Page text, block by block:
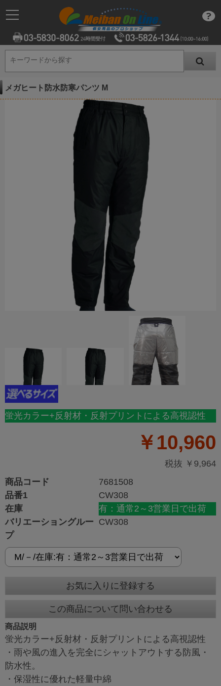
キーワードから探す
キーワードから探す
メガヒート防水防寒パンツ M
蛍光カラー+反射材・反射プリントによる高視認性
￥10,960
税抜 ￥9,964
商品コード
7681508
品番1
CW308
在庫
有：通常2～3営業日で出荷
バリエーショングルー
プ
CW308
お気に入りに登録する
この商品について問い合わせる
商品説明
蛍光カラー+反射材・反射プリントによる高視認性
・雨や風の進入を完全にシャットアウトする防風・
防水性。
・保湿性に優れた軽量中綿